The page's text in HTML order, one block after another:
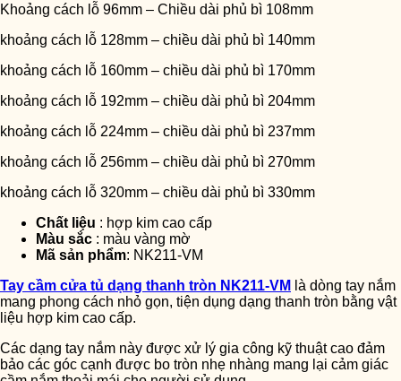
Khoảng cách lỗ 96mm – Chiều dài phủ bì 108mm
khoảng cách lỗ 128mm – chiều dài phủ bì 140mm
khoảng cách lỗ 160mm – chiều dài phủ bì 170mm
khoảng cách lỗ 192mm – chiều dài phủ bì 204mm
khoảng cách lỗ 224mm – chiều dài phủ bì 237mm
khoảng cách lỗ 256mm – chiều dài phủ bì 270mm
khoảng cách lỗ 320mm – chiều dài phủ bì 330mm
Chất liệu : hợp kim cao cấp
Màu sắc : màu vàng mờ
Mã sản phẩm: NK211-VM
Tay cầm cửa tủ dạng thanh tròn NK211-VM là dòng tay nắm
mang phong cách nhỏ gọn, tiện dụng dạng thanh tròn bằng vật
liệu hợp kim cao cấp.
Các dạng tay nắm này được xử lý gia công kỹ thuật cao đảm
bảo các góc cạnh được bo tròn nhẹ nhàng mang lại cảm giác